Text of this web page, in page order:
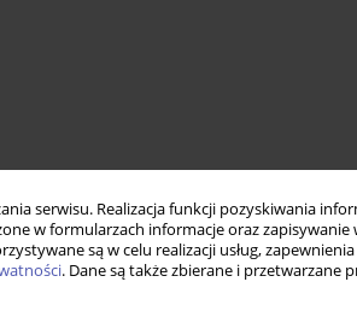
serwisu. Realizacja funkcji pozyskiwania
w formularzach informacje oraz
są w celu realizacji usług,
. Dane są także zbierane i przetwarzane